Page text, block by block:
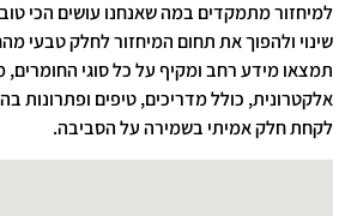
למיחזור מתמקדים במה שאנחנו עושים הכי
שינוי ולהפוך את תחום המיחזור לחלק טבעי
תמצאו מידע רחב ומקיף על כל סוגי החומרים,
אלקטרונית, כולל מדריכים, טיפים ופתרונות
לקחת חלק אמיתי בשמירה על הסביבה.